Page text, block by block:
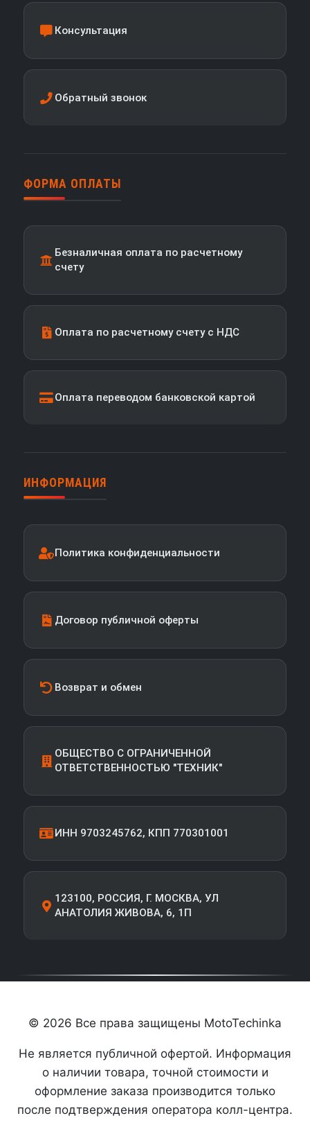
Консультация
Обратный звонок
ФОРМА ОПЛАТЫ
Безналичная оплата по расчетному
счету
Оплата по расчетному счету с НДС
Оплата переводом банковской картой
ИНФОРМАЦИЯ
Политика конфиденциальности
Договор публичной оферты
Возврат и обмен
ОБЩЕСТВО С ОГРАНИЧЕННОЙ
ОТВЕТСТВЕННОСТЬЮ "ТЕХНИК"
ИНН 9703245762, КПП 770301001
123100, РОССИЯ, Г. МОСКВА, УЛ
АНАТОЛИЯ ЖИВОВА, 6, 1П
© 2026 Все права защищены MotoTechinka
Не является публичной офертой. Информация
о наличии товара, точной стоимости и
оформление заказа производится только
после подтверждения оператора колл-центра.